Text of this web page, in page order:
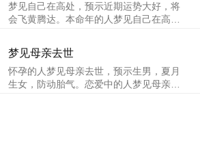
和顺，难成婚姻。
梦见自己在高处，预示近期运势大好，将
会飞黄腾达。本命年的人梦见自己在高
大致平顺。怀孕的人梦见自己在高处，预
示生女，冬占生男，水土不服小心饮食。
梦见母亲去世
怀孕的人梦见母亲去世，预示生男，夏月
生女，防动胎气。恋爱中的人梦见母亲去